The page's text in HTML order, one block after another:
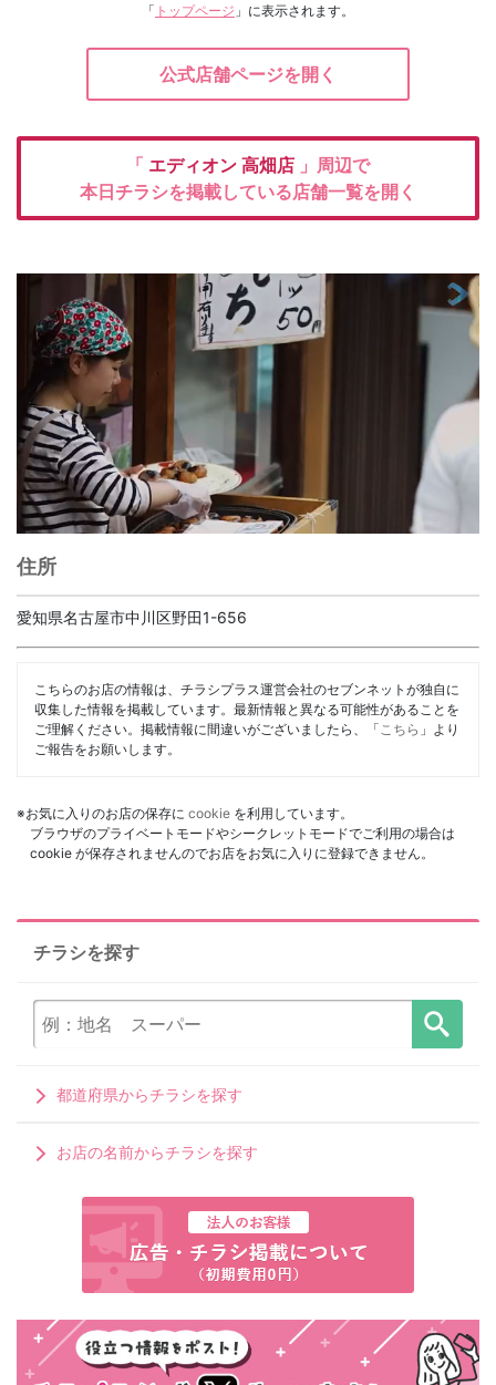
「 トップページ 」に表示されます。
公式店舗ページを開く
「 エディオン 高畑店 」周辺で
本日チラシを掲載している店舗一覧を開く
住所
愛知県名古屋市中川区野田1-656
こちらのお店の情報は、チラシプラス運営会社のセブンネットが独自に
収集した情報を掲載しています。最新情報と異なる可能性があることを
ご理解ください。掲載情報に間違いがございましたら、「 こちら 」より
ご報告をお願いします。
※お気に入りのお店の保存に cookie を利用しています。
ブラウザのプライベートモードやシークレットモードでご利用の場合は
cookie が保存されませんのでお店をお気に入りに登録できません。
チラシを探す
都道府県からチラシを探す
お店の名前からチラシを探す